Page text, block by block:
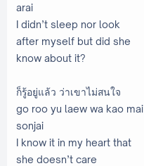
arai
I didn’t sleep nor look
after myself but did she
know about it?
ก็รู้อยู่แล้ว ว่าเขาไม่สนใจ
go roo yu laew wa kao mai
sonjai
I know it in my heart that
she doesn’t care